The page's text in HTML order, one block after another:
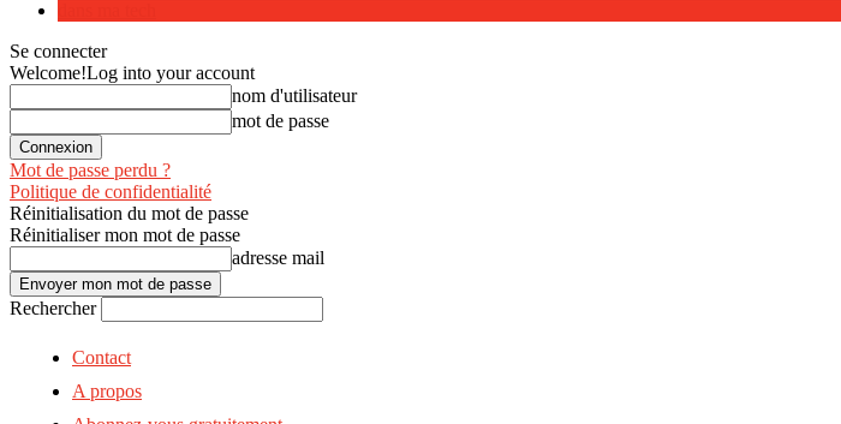
Se connecter
Welcome!Log into your account
nom d'utilisateur
mot de passe
Mot de passe perdu ?
Politique de confidentialité
Réinitialisation du mot de passe
Réinitialiser mon mot de passe
adresse mail
Rechercher
Contact
A propos